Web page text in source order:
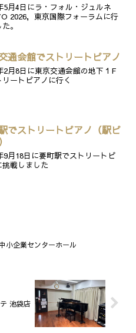
5月4日にラ・フォル・ジュルネ
2026，東京国際フォーラムに行
。
通会館でストリートピアノ
2月8日に東京交通会館の地下１F
リートピアノに行く
でストリートピアノ（駅ピ
9月18日に要町駅でストリートピ
挑戦しました
小企業センターホール
池袋店